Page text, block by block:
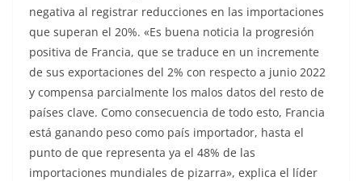
negativa al registrar reducciones en las importaciones
que superan el 20%. «Es buena noticia la progresión
positiva de Francia, que se traduce en un incremente
de sus exportaciones del 2% con respecto a junio 2022
y compensa parcialmente los malos datos del resto de
países clave. Como consecuencia de todo esto, Francia
está ganando peso como país importador, hasta el
punto de que representa ya el 48% de las
importaciones mundiales de pizarra», explica el líder